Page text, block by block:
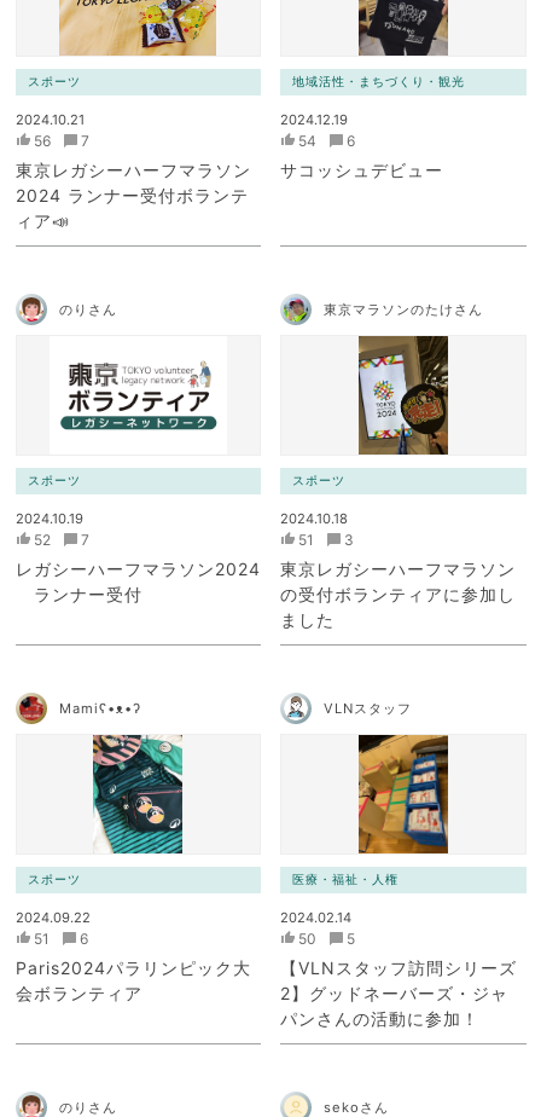
スポーツ
2024.10.21
56 7
東京レガシーハーフマラソン
2024 ランナー受付ボランテ
ィア📣
地域活性・まちづくり・観光
2024.12.19
54 6
サコッシュデビュー
のりさん
スポーツ
2024.10.19
52 7
レガシーハーフマラソン2024
ランナー受付
東京マラソンのたけさん
スポーツ
2024.10.18
51 3
東京レガシーハーフマラソン
の受付ボランティアに参加し
ました
Mamiʕ•ᴥ•ʔ
スポーツ
2024.09.22
51 6
Paris2024パラリンピック大
会ボランティア
VLNスタッフ
医療・福祉・人権
2024.02.14
50 5
【VLNスタッフ訪問シリーズ
2】グッドネーバーズ・ジャ
パンさんの活動に参加！
のりさん sekoさん